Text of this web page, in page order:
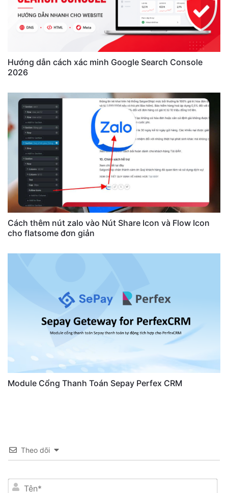
Hướng dẫn cách xác minh Google Search Console
2026
Cách thêm nút zalo vào Nút Share Icon và Flow Icon
cho flatsome đơn giản
Module Cổng Thanh Toán Sepay Perfex CRM
Theo dõi